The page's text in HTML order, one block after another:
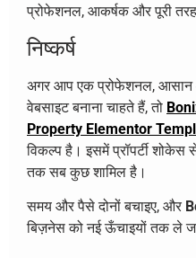
प्रोफेशनल, आकर्षक और पूरी
निष्कर्ष
अगर आप एक प्रोफेशनल, आसान
वेबसाइट बनाना चाहते हैं, तो
Property Elementor
विकल्प है। इसमें प्रॉपर्टी
तक सब कुछ शामिल है।
समय और पैसे दोनों बचाइए, और
बिज़नेस को नई ऊँचाइयों तक ले